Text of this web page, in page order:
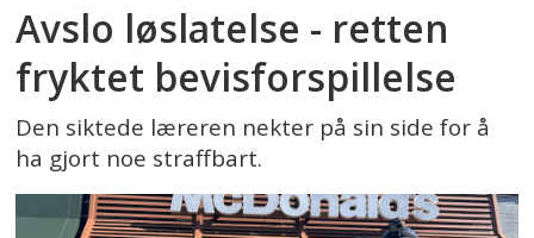
Avslo løslatelse - retten
fryktet bevisforspillelse
Den siktede læreren nekter på sin side for å
ha gjort noe straffbart.